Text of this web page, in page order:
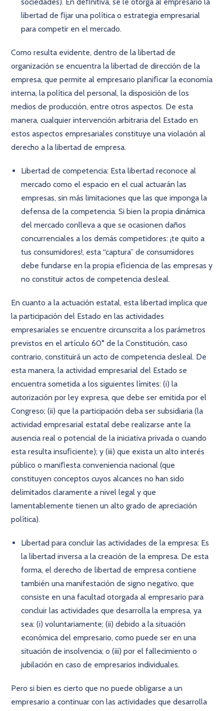
libertad de ﬁjar una política o estrategia empresarial
para competir en el mercado.
Como resulta evidente, dentro de la libertad de
organización se encuentra la libertad de dirección de la
empresa, que permite al empresario planiﬁcar la economía
interna, la política del personal, la disposición de los
medios de producción, entre otros aspectos. De esta
manera, cualquier intervención arbitraria del Estado en
estos aspectos empresariales constituye una violación al
derecho a la libertad de empresa.
Libertad de competencia: Esta libertad reconoce al
mercado como el espacio en el cual actuarán las
empresas, sin más limitaciones que las que imponga la
defensa de la competencia. Si bien la propia dinámica
del mercado conlleva a que se ocasionen daños
concurrenciales a los demás competidores: ¡te quito a
tus consumidores!, esta “captura” de consumidores
debe fundarse en la propia eﬁciencia de las empresas y
no constituir actos de competencia desleal.
En cuanto a la actuación estatal, esta libertad implica que
la participación del Estado en las actividades
empresariales se encuentre circunscrita a los parámetros
previstos en el artículo 60° de la Constitución, caso
contrario, constituirá un acto de competencia desleal. De
esta manera, la actividad empresarial del Estado se
encuentra sometida a los siguientes límites: (i) la
autorización por ley expresa, que debe ser emitida por el
Congreso; (ii) que la participación deba ser subsidiaria (la
actividad empresarial estatal debe realizarse ante la
ausencia real o potencial de la iniciativa privada o cuando
esta resulta insuﬁciente); y (iii) que exista un alto interés
público o maniﬁesta conveniencia nacional (que
constituyen conceptos cuyos alcances no han sido
delimitados claramente a nivel legal y que
lamentablemente tienen un alto grado de apreciación
política).
Libertad para concluir las actividades de la empresa: Es
la libertad inversa a la creación de la empresa. De esta
forma, el derecho de libertad de empresa contiene
también una manifestación de signo negativo, que
consiste en una facultad otorgada al empresario para
concluir las actividades que desarrolla la empresa, ya
sea: (i) voluntariamente; (ii) debido a la situación
económica del empresario, como puede ser en una
situación de insolvencia; o (iii) por el fallecimiento o
jubilación en caso de empresarios individuales.
Pero si bien es cierto que no puede obligarse a un
empresario a continuar con las actividades que desarrolla